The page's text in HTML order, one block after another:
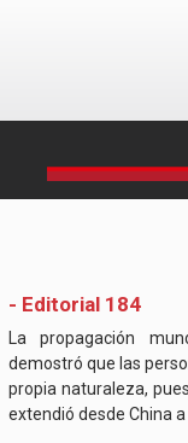
- Editorial 184
La propagación
demostró que las
propia naturaleza,
extendió desde China a